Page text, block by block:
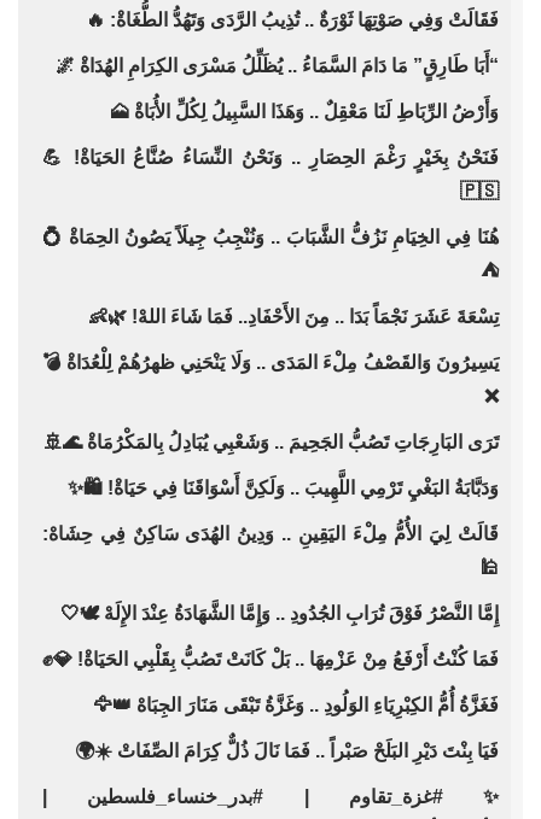
فَقَالَتْ وَفِي صَوْتِهَا ثَوْرَةٌ .. تُذِيبُ الرَّدَى وَتَهُدُّ الطُّغَاةْ: 🔥
“أَبَا طَارِقٍ” مَا دَامَ السَّمَاءُ .. يُظَلِّلُ مَسْرَى الكِرَامِ الهُدَاةْ 🌌
وَأَرْضُ الرِّبَاطِ لَنَا مَعْقِلٌ .. وَهَذَا السَّبِيلُ لِكُلِّ الأُبَاةْ 🗻
فَنَحْنُ بِخَيْرٍ رَغْمَ الحِصَارِ .. وَنَحْنُ النِّسَاءُ صُنَّاعُ الحَيَاةْ! 💪
🇵🇸
هُنَا فِي الخِيَامِ نَزُفُّ الشَّبَابَ .. وَنُنْجِبُ جِيلَاً يَصُونُ الحِمَاةْ 💍
⛺
تِسْعَةَ عَشَرَ نَجْمَاً بَدَا .. مِنَ الأَحْفَادِ.. فَمَا شَاءَ اللهْ! 🌿👶
يَسِيرُونَ وَالقَصْفُ مِلْءَ المَدَى .. وَلَا يَنْحَنِي ظهرُهُمْ لِلْعُدَاةْ 💣
❌
تَرَى البَارِجَاتِ تَصُبُّ الجَحِيمَ .. وَشَعْبِي يُبَادِلُ بِالمَكْرُمَاةْ 🌊🚢
وَدَبَّابَةُ البَغْيِ تَرْمِي اللَّهِيبَ .. وَلَكِنَّ أَسْوَاقَنَا فِي حَيَاةْ! 🛍️✨
قَالَتْ لِيَ الأُمُّ مِلْءَ اليَقِينِ .. وَدِينُ الهُدَى سَاكِنٌ فِي حِشَاهْ:
🕌
إِمَّا النَّصْرُ فَوْقَ تُرَابِ الجُدُودِ .. وَإِمَّا الشَّهَادَةُ عِنْدَ الإِلَهْ 🕊️🤍
فَمَا كُنْتُ أَرْفَعُ مِنْ عَزْمِهَا .. بَلْ كَانَتْ تَصُبُّ بِقَلْبِي الحَيَاةْ! 💎✊
فَغَزَّةُ أُمُّ الكِبْرِيَاءِ الوَلُودِ .. وَغَزَّةُ تَبْقَى مَنَارَ الجِبَاهْ 👑🦅
فَيَا بِنْتَ دَيْرِ البَلَحْ صَبْراً .. فَمَا نَالَ ذُلٌّ كِرَامَ الصِّفَاتْ ☀️🌍
✨ #غزة_تقاوم | #بدر_خنساء_فلسطين |